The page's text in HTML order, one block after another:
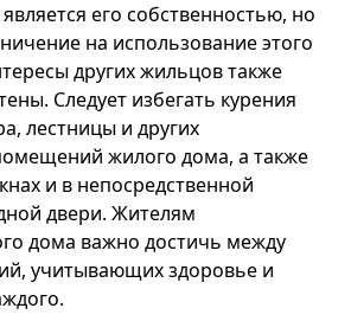
его собственностью, но
на использование этого
других жильцов также
Следует избегать курения
лестницы и других
жилого дома, а также
и в непосредственной
двери. Жителям
дома важно достичь между
учитывающих здоровье и